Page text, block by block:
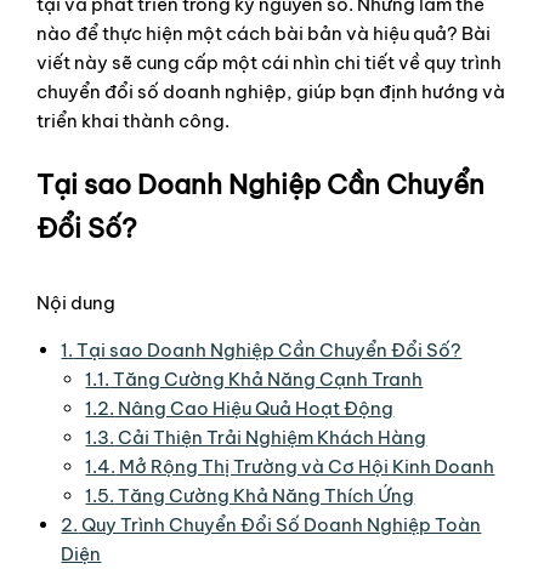
nào để thực hiện một cách bài bản và hiệu quả? Bài
viết này sẽ cung cấp một cái nhìn chi tiết về quy trình
chuyển đổi số doanh nghiệp, giúp bạn định hướng và
triển khai thành công.
Tại sao Doanh Nghiệp Cần Chuyển
Đổi Số?
Nội dung
1. Tại sao Doanh Nghiệp Cần Chuyển Đổi Số?
1.1. Tăng Cường Khả Năng Cạnh Tranh
1.2. Nâng Cao Hiệu Quả Hoạt Động
1.3. Cải Thiện Trải Nghiệm Khách Hàng
1.4. Mở Rộng Thị Trường và Cơ Hội Kinh Doanh
1.5. Tăng Cường Khả Năng Thích Ứng
2. Quy Trình Chuyển Đổi Số Doanh Nghiệp Toàn
Diện